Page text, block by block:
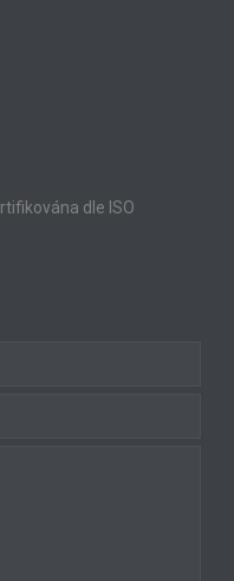
dle ISO